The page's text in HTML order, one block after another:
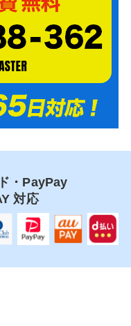
・PayPay
対応